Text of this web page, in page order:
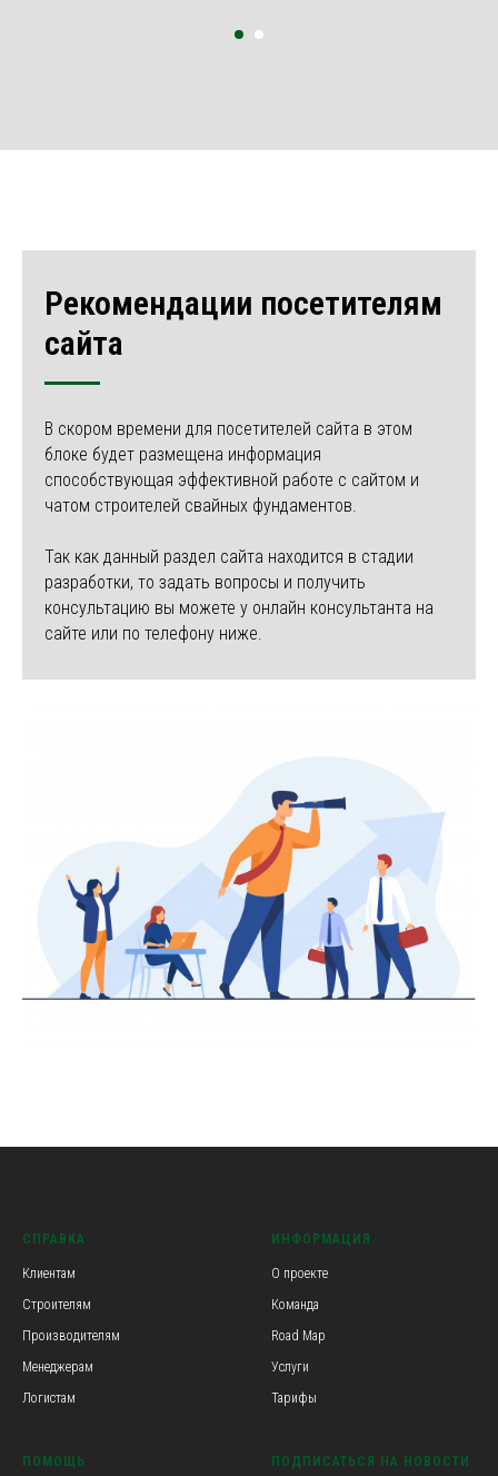
Рекомендации посетителям
сайта
В скором времени для посетителей сайта в этом
блоке будет размещена информация
способствующая эффективной работе с сайтом и
чатом строителей свайных фундаментов.
Так как данный раздел сайта находится в стадии
разработки, то задать вопросы и получить
консультацию вы можете у онлайн консультанта на
сайте или по телефону ниже.
СПРАВКА
Клиентам
Строителям
Производителям
Менеджерам
Логистам
ИНФОРМАЦИЯ
О проекте
Команда
Road Map
Услуги
Тарифы
ПОМОЩЬ ПОДПИСАТЬСЯ НА НОВОСТИ